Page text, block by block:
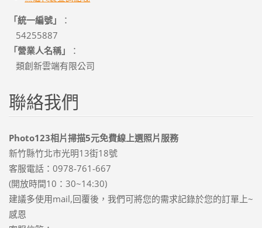
「統一編號」
：
54255887
「營業人名稱」
：
類創新雲端有限公司
聯絡我們
Photo123相片掃描5元免費線上選照片服務
新竹縣竹北市光明13街18號
客服電話：0978-761-667
(開放時間10：30~14:30)
建議多使用mail,回覆後，我們可將您的需求記錄於您的訂單上~
感恩